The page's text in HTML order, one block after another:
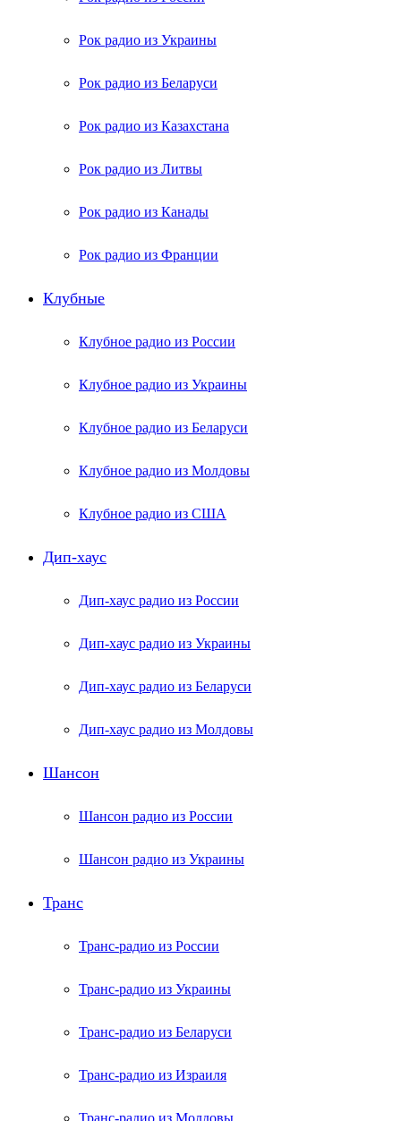
Рок радио из Украины
Рок радио из Беларуси
Рок радио из Казахстана
Рок радио из Литвы
Рок радио из Канады
Рок радио из Франции
Клубные
Клубное радио из России
Клубное радио из Украины
Клубное радио из Беларуси
Клубное радио из Молдовы
Клубное радио из США
Дип-хаус
Дип-хаус радио из России
Дип-хаус радио из Украины
Дип-хаус радио из Беларуси
Дип-хаус радио из Молдовы
Шансон
Шансон радио из России
Шансон радио из Украины
Транс
Транс-радио из России
Транс-радио из Украины
Транс-радио из Беларуси
Транс-радио из Израиля
Транс-радио из Молдовы